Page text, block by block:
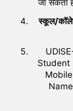
जा सकता
स्कूल/
Student